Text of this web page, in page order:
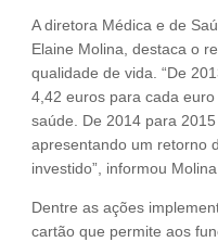
A diretora Médica e de
Elaine Molina, destaca o
qualidade de vida. “De
4,42 euros para cada
saúde. De 2014 para
apresentando um retorno
investido”, informou Molina.
Dentre as ações
cartão que permite aos